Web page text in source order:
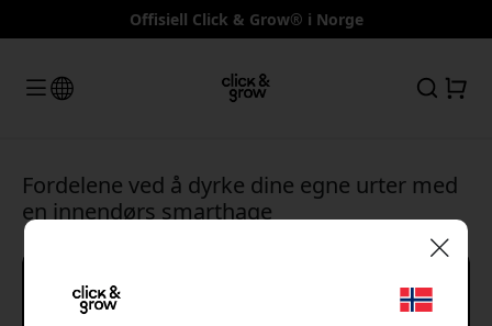
Offisiell Click & Grow® i Norge
Fordelene ved å dyrke dine egne urter med
en innendørs smarthage